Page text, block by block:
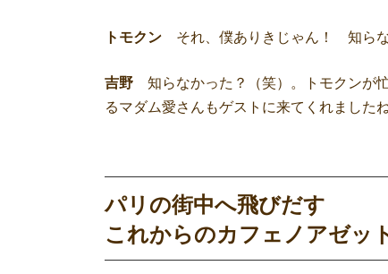
トモクン それ、僕ありきじゃん！ 知ら
吉野 知らなかった？（笑）。トモクンが
るマダム愛さんもゲストに来てくれましたね
パリの街中へ飛びだす
これからのカフェノアゼッ